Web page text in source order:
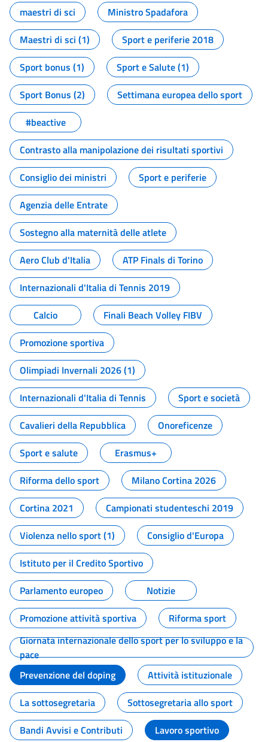
maestri di sci
Ministro Spadafora
Maestri di sci (1)
Sport e periferie 2018
Sport bonus (1)
Sport e Salute (1)
Sport Bonus (2)
Settimana europea dello sport
#beactive
Contrasto alla manipolazione dei risultati sportivi
Consiglio dei ministri
Sport e periferie
Agenzia delle Entrate
Sostegno alla maternità delle atlete
Aero Club d'Italia
ATP Finals di Torino
Internazionali d'Italia di Tennis 2019
Calcio
Finali Beach Volley FIBV
Promozione sportiva
Olimpiadi Invernali 2026 (1)
Internazionali d'Italia di Tennis
Sport e società
Cavalieri della Repubblica
Onoreficenze
Sport e salute
Erasmus+
Riforma dello sport
Milano Cortina 2026
Cortina 2021
Campionati studenteschi 2019
Violenza nello sport (1)
Consiglio d'Europa
Istituto per il Credito Sportivo
Parlamento europeo
Notizie
Promozione attività sportiva
Riforma sport
Giornata internazionale dello sport per lo sviluppo e la
pace
Prevenzione del doping
Attività istituzionale
La sottosegretaria
Sottosegretaria allo sport
Bandi Avvisi e Contributi
Lavoro sportivo